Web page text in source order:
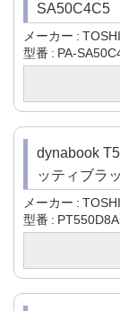
SA50C4C5
メーカー
型番
PA-
dynabook
ッティブラ
メーカー
型番